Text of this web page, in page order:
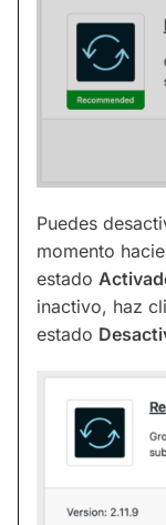
Puedes
momento
estado
inactivo, haz
estado